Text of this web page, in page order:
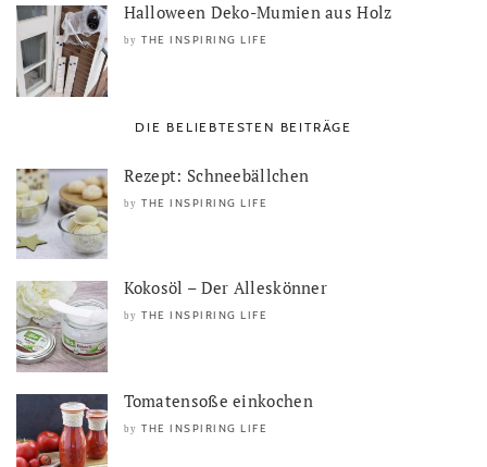
Halloween Deko-Mumien aus Holz
by THE INSPIRING LIFE
DIE BELIEBTESTEN BEITRÄGE
Rezept: Schneebällchen
by THE INSPIRING LIFE
Kokosöl – Der Alleskönner
by THE INSPIRING LIFE
Tomatensoße einkochen
by THE INSPIRING LIFE